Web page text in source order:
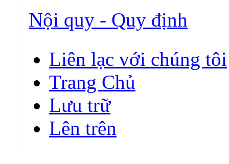
Nội quy - Quy định
Liên lạc với chúng tôi
Trang Chủ
Lưu trữ
Lên trên